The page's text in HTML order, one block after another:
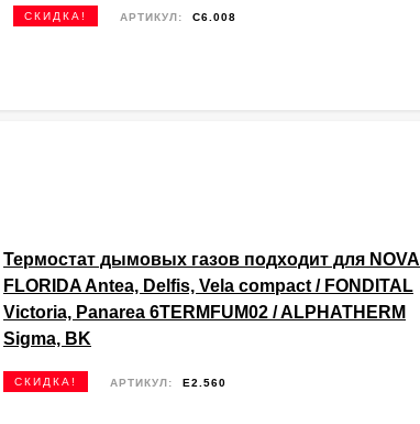
СКИДКА! АРТИКУЛ: C6.008
Термостат дымовых газов подходит для NOVA
FLORIDA Antea, Delfis, Vela compact / FONDITAL
Victoria, Panarea 6TERMFUM02 / ALPHATHERM
Sigma, BK
СКИДКА! АРТИКУЛ: E2.560